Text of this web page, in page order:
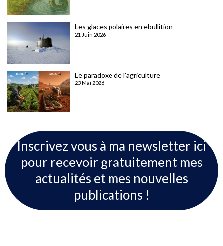
Les glaces polaires en ebullition
21 Juin 2026
Le paradoxe de l'agriculture
25 Mai 2026
Inscrivez vous à ma newsletter ici
pour recevoir gratuitement mes
actualités et mes nouvelles
publications !